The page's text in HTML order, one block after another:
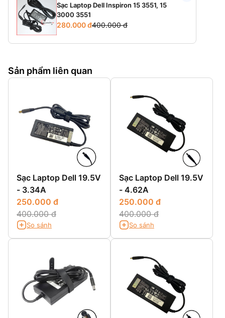
Sạc Laptop Dell Inspiron 15 3551, 15
3000 3551
280.000 đ400.000 đ
Sản phẩm liên quan
Sạc Laptop Dell 19.5V
- 3.34A
250.000 đ
400.000 đ
So sánh
Sạc Laptop Dell 19.5V
- 4.62A
250.000 đ
400.000 đ
So sánh